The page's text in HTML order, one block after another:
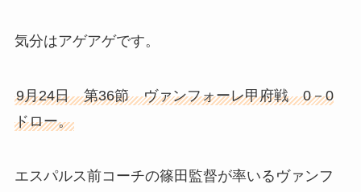
気分はアゲアゲです。
9月24日 第36節 ヴァンフォーレ甲府戦 0－0
ドロー。
エスパルス前コーチの篠田監督が率いるヴァンフ